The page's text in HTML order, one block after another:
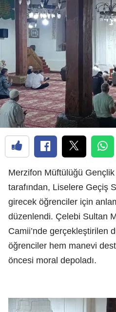
Merzifon Müftülüğü
tarafından, Liselere Geçiş
girecek öğrenciler için
düzenlendi. Çelebi Sultan
Camii’nde gerçekleştirilen
öğrenciler hem manevi
öncesi moral depoladı.